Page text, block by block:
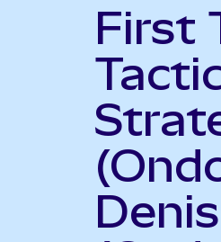
First